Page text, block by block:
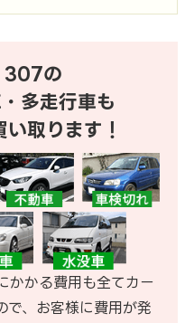
307の
多走行車も
い取ります！
かかる費用も全てカー
で、お客様に費用が発